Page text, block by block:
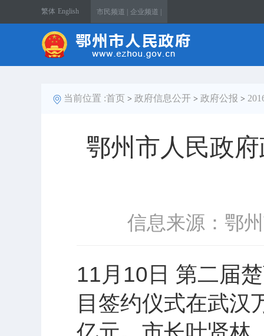
繁体 English 市民频道 | 企业频道 |
当前位置 :首页 > 政府信息公开 > 政府公报 >
鄂州市人民政府
信息来源：鄂
11月10日 第二届
目签约仪式在武汉